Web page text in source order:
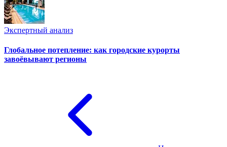
Экспертный анализ
Глобальное потепление: как городские курорты
завоёвывают регионы